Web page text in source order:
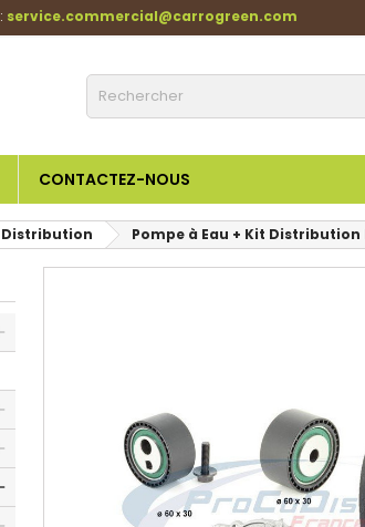
service.commercial@carrogreen.com
CONTACTEZ-NOUS
Distribution Pompe à Eau + Kit